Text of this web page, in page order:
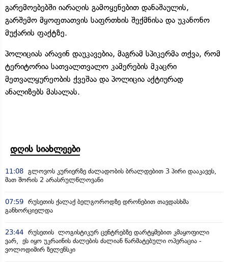
გარემოებებში იარაღის გამოყენებით დანაშაულის,
გარშემო მყოფთათვის საფრთხის შექმნისა და უკანონო
მუქარის ფაქტზე.
პოლიციას არავინ დაუკავებია, მაგრამ სპიკერმა თქვა, რომ
ტერიტორია სათვალთვალო კამერების მკაცრი
მეთვალყურეობის ქვეშაა და პოლიცია აქტიურად
ანალიზებს მასალას.
დღის სიახლეები
11:08 გლოვოს კურიერზე ძალადობის ბრალდებით 3 პირი დააკავეს,
მათ შორის 2 არასრულწლოვანი
07:59 რუსეთის ქალაქ ბელგოროდზე დრონებით თავდასხმა
განხორციელდა
23:44 რუსეთის ლოგისტიკურ ცენტრებზე დარტყმებით კმაყოფილი
ვარ, ეს იყო უკრაინის ძალების ძალიან წარმატებული ოპერაცია -
ვოლოდიმირ ზელენსკი